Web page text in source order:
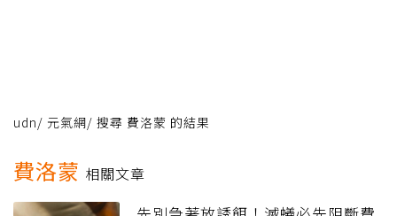
udn/ 元氣網/ 搜尋 費洛蒙 的結果
費洛蒙 相關文章